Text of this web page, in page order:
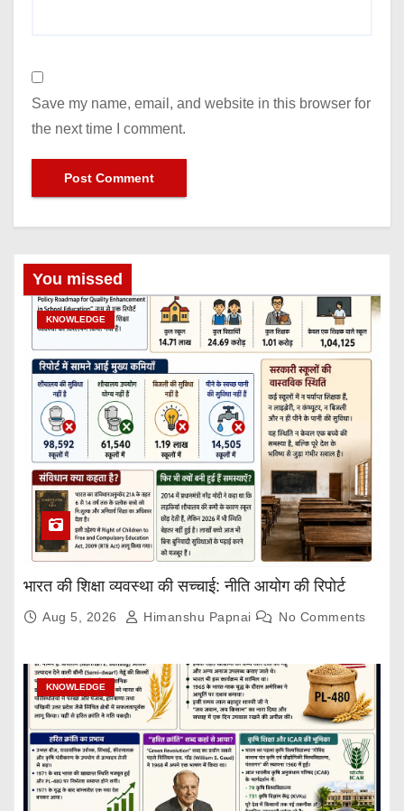
Save my name, email, and website in this browser for
the next time I comment.
You missed
KNOWLEDGE
भारत की शिक्षा व्यवस्था की सच्चाई: नीति आयोग की रिपोर्ट
Aug 5, 2026 Himanshu Papnai No Comments
KNOWLEDGE